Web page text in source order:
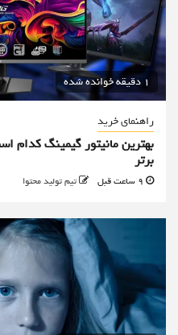
1 دقیقه خوانده شده
راهنمای خرید
برتر
تیم تولید محتوا